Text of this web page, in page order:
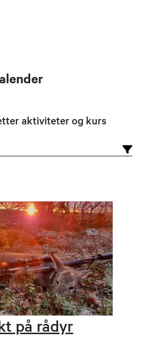
aktiviteter og kurs
på rådyr